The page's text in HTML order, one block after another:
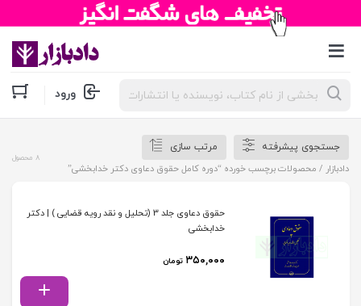
جستجوی
محصولات ورود
جستجوی پیشرفته
مرتب سازی
دادبازار / محصولات برچسب خورده “دوره کامل حقوق دعاوی دکتر خدابخشی”
8 محصول
حقوق دعاوی جلد 3 (تحلیل و نقد رویه قضایی ) | دکتر
خدابخشی
۳۵۰,۰۰۰ تومان